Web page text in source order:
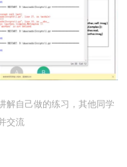
解自己做的练习，其他同学
交流